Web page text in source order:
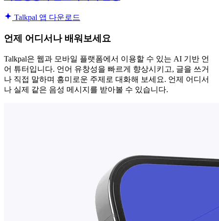
Talkpal 앱 다운로드
언제 어디서나 배워보세요
Talkpal은 웹과 모바일 플랫폼에서 이용할 수 있는 AI 기반 언
어 튜터입니다. 언어 유창성을 빠르게 향상시키고, 글을 쓰거
나 직접 말하며 흥미로운 주제로 대화해 보세요. 언제 어디서
나 실제 같은 음성 메시지를 받아볼 수 있습니다.